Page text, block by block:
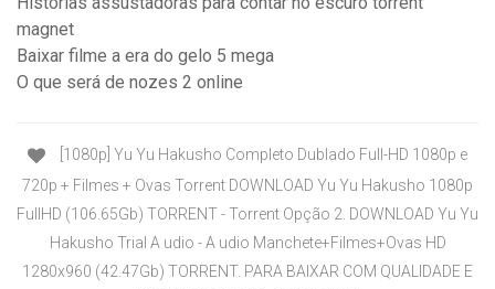
magnet
Baixar filme a era do gelo 5 mega
O que será de nozes 2 online
[1080p] Yu Yu Hakusho Completo Dublado Full-HD 1080p e
720p + Filmes + Ovas Torrent DOWNLOAD Yu Yu Hakusho 1080p
FullHD (106.65Gb) TORRENT - Torrent Opção 2. DOWNLOAD Yu Yu
Hakusho Trial A udio - A udio Manchete+Filmes+Ovas HD
1280x960 (42.47Gb) TORRENT. PARA BAIXAR COM QUALIDADE E